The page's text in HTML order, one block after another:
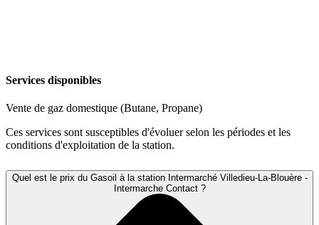
Services disponibles
Vente de gaz domestique (Butane, Propane)
Ces services sont susceptibles d'évoluer selon les périodes et les
conditions d'exploitation de la station.
Quel est le prix du Gasoil à la station Intermarché Villedieu-La-Blouère -
Intermarche Contact ?